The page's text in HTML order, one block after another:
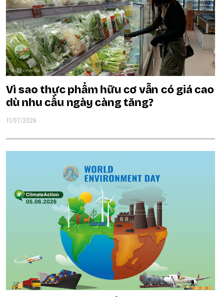
Vì sao thực phẩm hữu cơ vẫn có giá cao
dù nhu cầu ngày càng tăng?
11/07/2026